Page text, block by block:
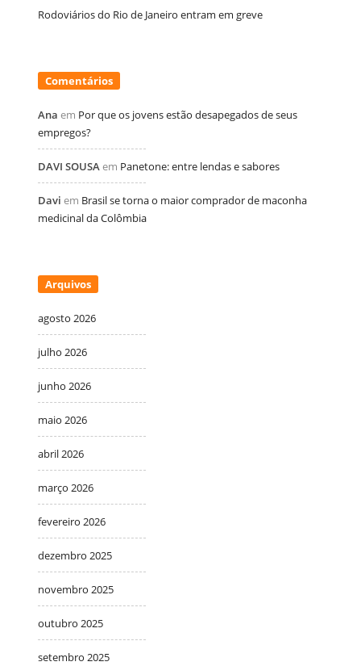
Rodoviários do Rio de Janeiro entram em greve
Comentários
Ana em Por que os jovens estão desapegados de seus
empregos?
DAVI SOUSAem Panetone: entre lendas e sabores
Davi em Brasil se torna o maior comprador de maconha
medicinal da Colômbia
Arquivos
agosto 2026
julho 2026
junho 2026
maio 2026
abril 2026
março 2026
fevereiro 2026
dezembro 2025
novembro 2025
outubro 2025
setembro 2025